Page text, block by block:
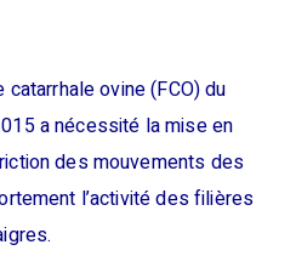
ovine (FCO) du
a nécessité la mise en
des mouvements des
l’activité des filières